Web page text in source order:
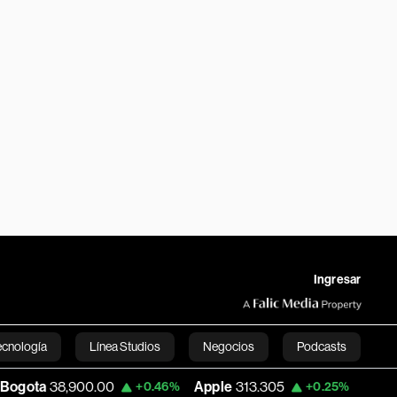
Ingresar
Línea Studios Negocios Podcasts
English
+0.46% Apple 313.305 +0.25% USD COP 3,159.60